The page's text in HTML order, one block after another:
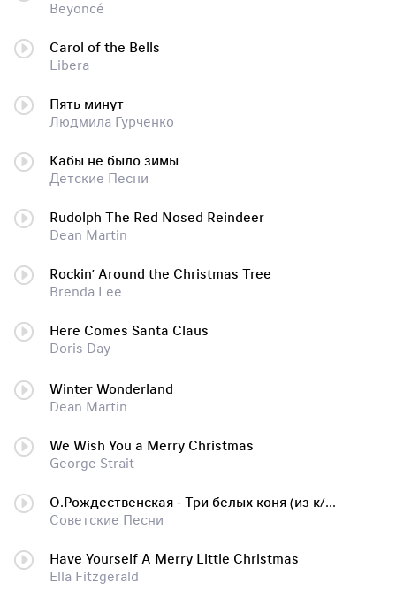
Beyoncé
Carol of the Bells
Libera
Пять минут
Людмила Гурченко
Кабы не было зимы
Детские Песни
Rudolph The Red Nosed Reindeer
Dean Martin
Rockin’ Around the Christmas Tree
Brenda Lee
Here Comes Santa Claus
Doris Day
Winter Wonderland
Dean Martin
We Wish You a Merry Christmas
George Strait
О.Рождественская - Три белых коня (из к/ф "Чародеи", 1982)
Советские Песни
Have Yourself A Merry Little Christmas
Ella Fitzgerald